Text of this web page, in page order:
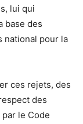
lui qui
base des
national pour la
ces rejets, des
des
le Code